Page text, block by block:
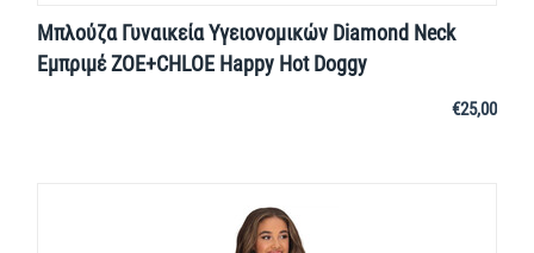
Μπλούζα Γυναικεία Yγειονομικών Diamond Neck
Εμπριμέ ZOE+CHLOE Happy Hot Doggy
€25,00